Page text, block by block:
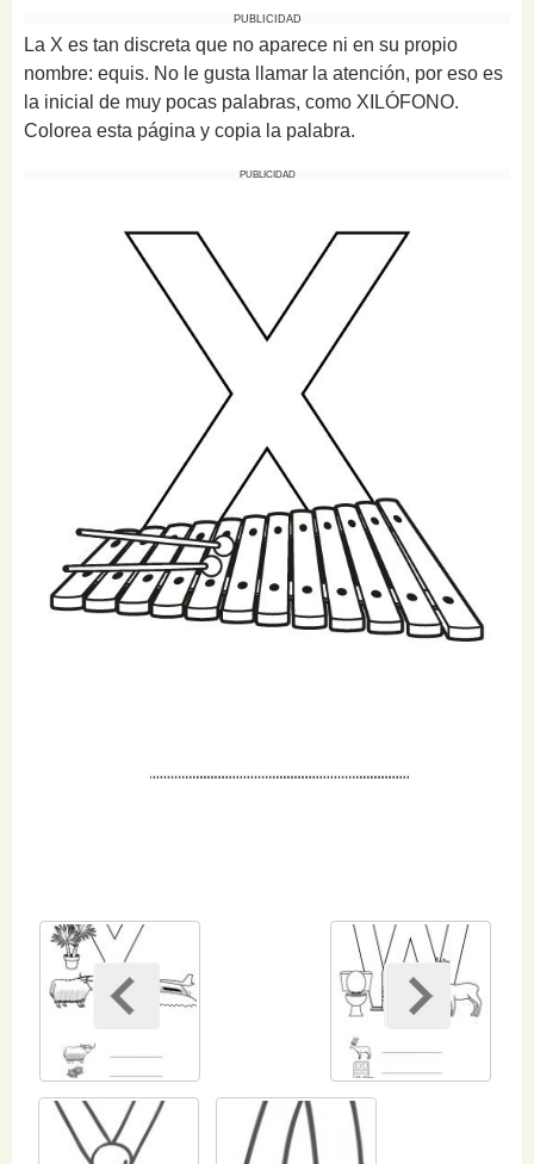
PUBLICIDAD
La X es tan discreta que no aparece ni en su propio
nombre: equis. No le gusta llamar la atención, por eso es
la inicial de muy pocas palabras, como XILÓFONO.
Colorea esta página y copia la palabra.
PUBLICIDAD